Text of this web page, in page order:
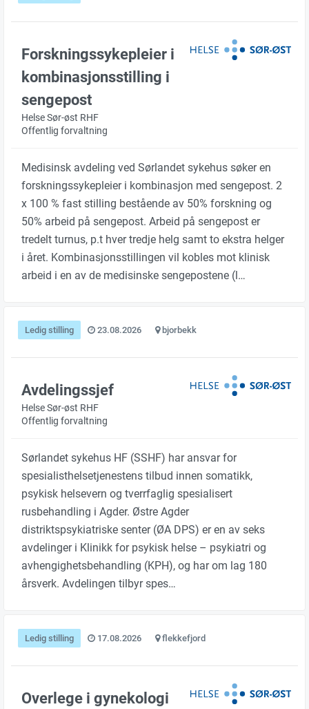
Forskningssykepleier i
kombinasjonsstilling i
sengepost
Helse Sør-øst RHF
Offentlig forvaltning
Medisinsk avdeling ved Sørlandet sykehus søker en
forskningssykepleier i kombinasjon med sengepost. 2
x 100 % fast stilling bestående av 50% forskning og
50% arbeid på sengepost. Arbeid på sengepost er
tredelt turnus, p.t hver tredje helg samt to ekstra helger
i året. Kombinasjonsstillingen vil kobles mot klinisk
arbeid i en av de medisinske sengepostene (l…
Ledig stilling 23.08.2026 bjorbekk
Avdelingssjef
Helse Sør-øst RHF
Offentlig forvaltning
Sørlandet sykehus HF (SSHF) har ansvar for
spesialisthelsetjenestens tilbud innen somatikk,
psykisk helsevern og tverrfaglig spesialisert
rusbehandling i Agder. Østre Agder
distriktspsykiatriske senter (ØA DPS) er en av seks
avdelinger i Klinikk for psykisk helse – psykiatri og
avhengighetsbehandling (KPH), og har om lag 180
årsverk. Avdelingen tilbyr spes…
Ledig stilling 17.08.2026 flekkefjord
Overlege i gynekologi